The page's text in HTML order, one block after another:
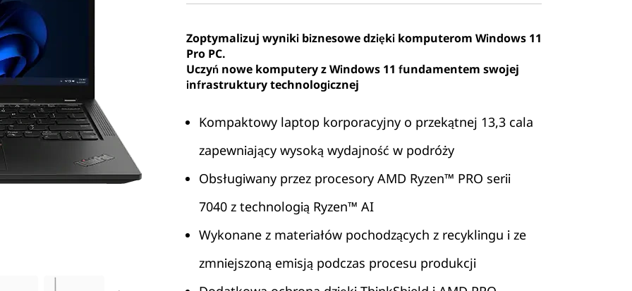
Zoptymalizuj wyniki biznesowe dzięki komputerom Windows 11
Pro PC.
Uczyń nowe komputery z Windows 11 fundamentem swojej
infrastruktury technologicznej
Kompaktowy laptop korporacyjny o przekątnej 13,3 cala
zapewniający wysoką wydajność w podróży
Obsługiwany przez procesory AMD Ryzen™ PRO serii
7040 z technologią Ryzen™ AI
Wykonane z materiałów pochodzących z recyklingu i ze
zmniejszoną emisją podczas procesu produkcji